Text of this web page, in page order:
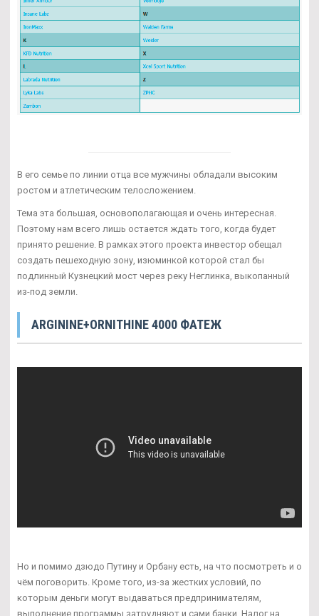
В его семье по линии отца все мужчины обладали высоким
ростом и атлетическим телосложением.
Тема эта большая, основополагающая и очень интересная.
Поэтому нам всего лишь остается ждать того, когда будет
принято решение. В рамках этого проекта инвестор обещал
создать пешеходную зону, изюминкой которой стал бы
подлинный Кузнецкий мост через реку Неглинка, выкопанный
из-под земли.
ARGININE+ORNITHINE 4000 ФАТЕЖ
Но и помимо дзюдо Путину и Орбану есть, на что посмотреть и о
чём поговорить. Кроме того, из-за жестких условий, по
которым деньги могут выдаваться предпринимателям,
выполнение программы затрудняют и сами банки. Налог на